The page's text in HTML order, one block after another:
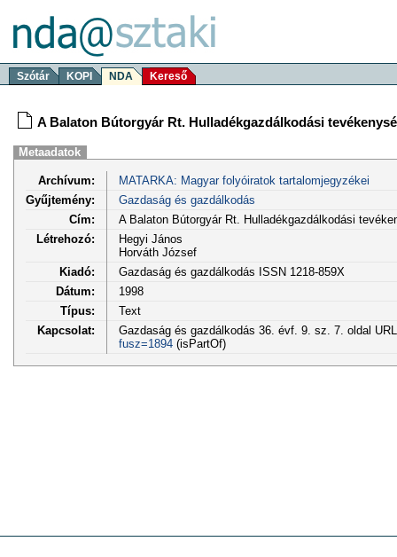
Szótár KOPI NDA Kereső
A Balaton Bútorgyár Rt. Hulladékgazdálkodási
Metaadatok
Archívum:
MATARKA: Magyar folyóiratok tartalomjegyzékei
Gyűjtemény:
Gazdaság és gazdálkodás
Cím:
A Balaton Bútorgyár Rt. Hulladékgazdálkodási
Létrehozó:
Hegyi János
Horváth József
Kiadó:
Gazdaság és gazdálkodás ISSN 1218-859X
Dátum:
1998
Típus:
Text
Kapcsolat:
Gazdaság és gazdálkodás 36. évf. 9. sz. 7. oldal
fusz=1894(isPartOf)